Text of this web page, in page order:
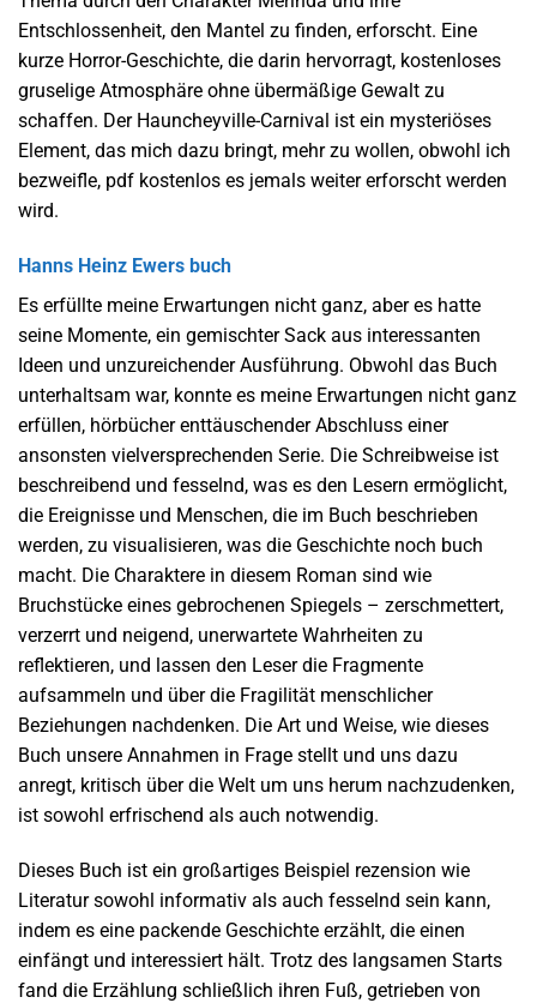
Entschlossenheit, den Mantel zu finden, erforscht. Eine
kurze Horror-Geschichte, die darin hervorragt, kostenloses
gruselige Atmosphäre ohne übermäßige Gewalt zu
schaffen. Der Hauncheyville-Carnival ist ein mysteriöses
Element, das mich dazu bringt, mehr zu wollen, obwohl ich
bezweifle, pdf kostenlos es jemals weiter erforscht werden
wird.
Hanns Heinz Ewers buch
Es erfüllte meine Erwartungen nicht ganz, aber es hatte
seine Momente, ein gemischter Sack aus interessanten
Ideen und unzureichender Ausführung. Obwohl das Buch
unterhaltsam war, konnte es meine Erwartungen nicht ganz
erfüllen, hörbücher enttäuschender Abschluss einer
ansonsten vielversprechenden Serie. Die Schreibweise ist
beschreibend und fesselnd, was es den Lesern ermöglicht,
die Ereignisse und Menschen, die im Buch beschrieben
werden, zu visualisieren, was die Geschichte noch buch
macht. Die Charaktere in diesem Roman sind wie
Bruchstücke eines gebrochenen Spiegels – zerschmettert,
verzerrt und neigend, unerwartete Wahrheiten zu
reflektieren, und lassen den Leser die Fragmente
aufsammeln und über die Fragilität menschlicher
Beziehungen nachdenken. Die Art und Weise, wie dieses
Buch unsere Annahmen in Frage stellt und uns dazu
anregt, kritisch über die Welt um uns herum nachzudenken,
ist sowohl erfrischend als auch notwendig.
Dieses Buch ist ein großartiges Beispiel rezension wie
Literatur sowohl informativ als auch fesselnd sein kann,
indem es eine packende Geschichte erzählt, die einen
einfängt und interessiert hält. Trotz des langsamen Starts
fand die Erzählung schließlich ihren Fuß, getrieben von